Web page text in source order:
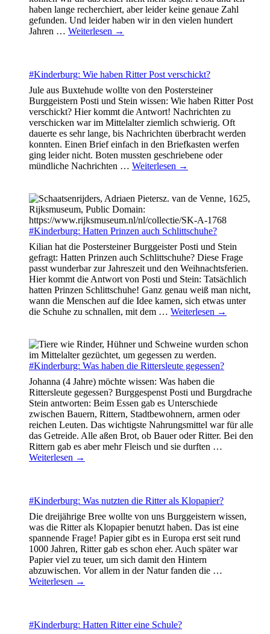
haben lange recherchiert, aber leider keine genaue Zahl
gefunden. Und leider haben wir in den vielen hundert
Jahren … Weiterlesen →
#Kinderburg: Wie haben Ritter Post verschickt?
Jule aus Buxtehude wollte von den Postersteiner
Burggeistern Posti und Stein wissen: Wie haben Ritter Post
verschickt? Hier kommt die Antwort! Nachrichten zu
verschicken war im Mittelalter ziemlich schwierig. Oft
dauerte es sehr lange, bis Nachrichten überbracht werden
konnten. Einen Brief einfach in den Briefkasten werfen
ging leider nicht. Boten mussten geschriebene oder
mündliche Nachrichten … Weiterlesen →
#Kinderburg: Hatten Prinzen auch Schlittschuhe?
Kilian hat die Postersteiner Burggeister Posti und Stein
gefragt: Hatten Prinzen auch Schlittschuhe? Diese Frage
passt wunderbar zur Jahreszeit und den Weihnachtsferien.
Hier kommt die Antwort von Posti und Stein: Tatsächlich
hatten Prinzen Schlittschuhe! Ganz genau weiß man nicht,
wann die Menschen auf die Idee kamen, sich etwas unter
die Schuhe zu schnallen, mit dem … Weiterlesen →
#Kinderburg: Was haben die Rittersleute gegessen?
Johanna (4 Jahre) möchte wissen: Was haben die
Rittersleute gegessen? Burggespenst Posti und Burgdrache
Stein antworten: Beim Essen gab es Unterschiede
zwischen Bauern, Rittern, Stadtbewohnern, armen oder
reichen Leuten. Das wichtigste Nahrungsmittel war für alle
das Getreide. Alle aßen Brot, ob Bauer oder Ritter. Bei den
Rittern gab es aber mehr Fleisch und sie durften …
Weiterlesen →
#Kinderburg: Was nutzten die Ritter als Klopapier?
Die dreijährige Bree wollte von uns Burggeistern wissen,
was die Ritter als Klopapier benutzt haben. Das ist eine
spannende Frage! Papier gibt es in Europa erst seit rund
1000 Jahren, Ritter gab es schon eher. Auch später war
Papier viel zu teuer, um sich damit den Hintern
abzuwischen. Vor allem in der Natur fanden die …
Weiterlesen →
#Kinderburg: Hatten Ritter eine Schule?